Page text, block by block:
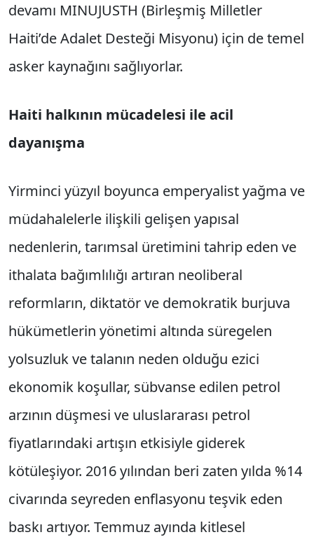
devamı MINUJUSTH (Birleşmiş Milletler
Haiti’de Adalet Desteği Misyonu) için de temel
asker kaynağını sağlıyorlar.
Haiti halkının mücadelesi ile acil
dayanışma
Yirminci yüzyıl boyunca emperyalist yağma ve
müdahalelerle ilişkili gelişen yapısal
nedenlerin, tarımsal üretimini tahrip eden ve
ithalata bağımlılığı artıran neoliberal
reformların, diktatör ve demokratik burjuva
hükümetlerin yönetimi altında süregelen
yolsuzluk ve talanın neden olduğu ezici
ekonomik koşullar, sübvanse edilen petrol
arzının düşmesi ve uluslararası petrol
fiyatlarındaki artışın etkisiyle giderek
kötüleşiyor. 2016 yılından beri zaten yılda %14
civarında seyreden enflasyonu teşvik eden
baskı artıyor. Temmuz ayında kitlesel